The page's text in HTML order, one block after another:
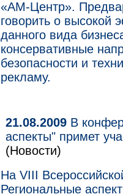
«АМ-Центр».
говорить о высокой
данного вида
консервативные
безопасности и
рекламу.
21.08.2009 В
аспекты" примет
(Новости)
На VIII
Региональные